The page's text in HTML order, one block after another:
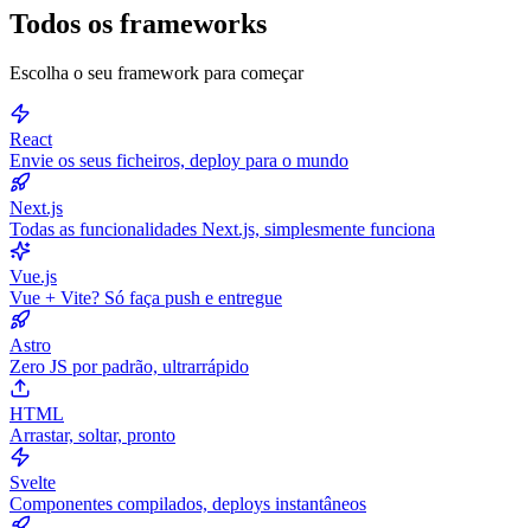
Todos os frameworks
Escolha o seu framework para começar
React
Envie os seus ficheiros, deploy para o mundo
Next.js
Todas as funcionalidades Next.js, simplesmente funciona
Vue.js
Vue + Vite? Só faça push e entregue
Astro
Zero JS por padrão, ultrarrápido
HTML
Arrastar, soltar, pronto
Svelte
Componentes compilados, deploys instantâneos